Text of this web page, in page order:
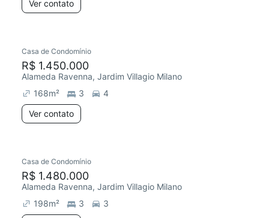
Ver contato
Casa de Condomínio
R$ 1.450.000
Alameda Ravenna, Jardim Villagio Milano
168m² 3
4
Ver contato
Casa de Condomínio
R$ 1.480.000
Alameda Ravenna, Jardim Villagio Milano
198m² 3
3